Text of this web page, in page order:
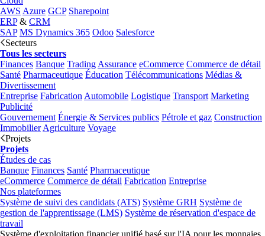
AWS Azure GCP Sharepoint
ERP& CRM
SAP MS Dynamics 365 Odoo Salesforce
Secteurs
Tous les secteurs
Finances Banque Trading Assurance eCommerce Commerce de détail
Santé Pharmaceutique Éducation Télécommunications Médias &
Divertissement
Entreprise Fabrication Automobile Logistique Transport Marketing
Publicité
Gouvernement Énergie & Services publics Pétrole et gaz Construction
Immobilier Agriculture Voyage
Projets
Projets
Études de cas
Banque Finances Santé Pharmaceutique
eCommerce Commerce de détail Fabrication Entreprise
Nos plateformes
Système de suivi des candidats (ATS) Système GRH Système de
gestion de l'apprentissage (LMS) Système de réservation d'espace de
travail
Système d'exploitation financier unifié basé sur l'IA pour les monnaies